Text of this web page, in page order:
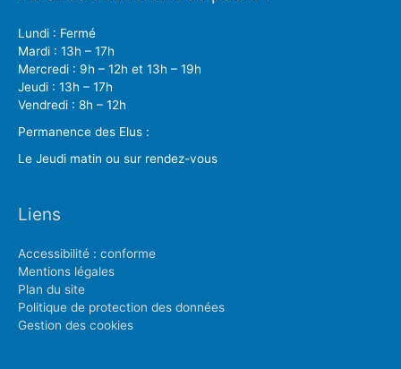
Lundi : Fermé
Mardi : 13h – 17h
Mercredi : 9h – 12h et 13h – 19h
Jeudi : 13h – 17h
Vendredi : 8h – 12h
Permanence des Elus :
Le Jeudi matin ou sur rendez-vous
Liens
Accessibilité : conforme
Mentions légales
Plan du site
Politique de protection des données
Gestion des cookies